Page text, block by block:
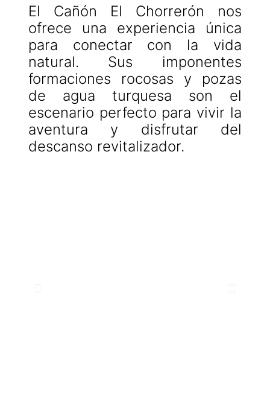
El Cañón El Chorrerón nos
ofrece una experiencia única
para conectar con la vida
natural. Sus imponentes
formaciones rocosas y pozas
de agua turquesa son el
escenario perfecto para vivir la
aventura y disfrutar del
descanso revitalizador.